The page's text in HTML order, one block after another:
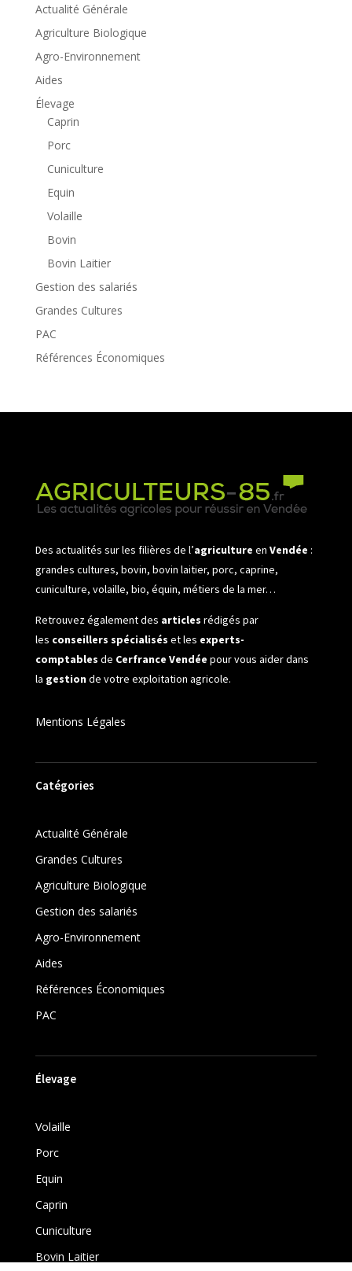
Actualité Générale
Agriculture Biologique
Agro-Environnement
Aides
Élevage
Caprin
Porc
Cuniculture
Equin
Volaille
Bovin
Bovin Laitier
Gestion des salariés
Grandes Cultures
PAC
Références Économiques
Des actualités sur les filières de l’agriculture en Vendée :
grandes cultures, bovin, bovin laitier, porc, caprine,
cuniculture, volaille, bio, équin, métiers de la mer…
Retrouvez également des articles rédigés par
les conseillers spécialisés et les experts-
comptables de Cerfrance Vendée pour vous aider dans
la gestionde votre exploitation agricole.
Mentions Légales
Catégories
Actualité Générale
Grandes Cultures
Agriculture Biologique
Gestion des salariés
Agro-Environnement
Aides
Références Économiques
PAC
Élevage
Volaille
Porc
Equin
Caprin
Cuniculture
Bovin Laitier